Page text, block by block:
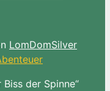
LomDomSilver
der Spinne“